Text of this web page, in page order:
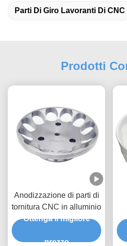
Parti Di Giro Lavoranti Di CNC
Prodotti
Anodizzazione di parti di
tornitura CNC in alluminio
Ottenga il migliore
prezzo